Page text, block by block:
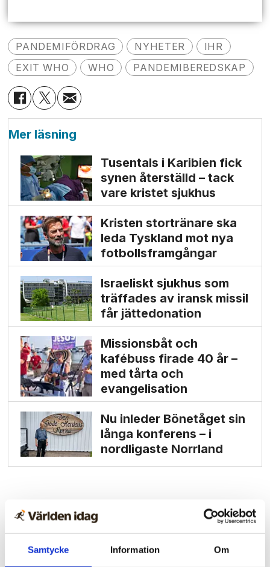
Samtycke Information Om
PANDEMIFÖRDRAG NYHETER
IHR
EXIT WHO
WHO PANDEMIBEREDSKAP
Mer läsning
Tusentals i Karibien fick
synen återställd – tack
vare kristet sjukhus
Kristen stortränare ska
leda Tyskland mot nya
fotbolls­­framgångar
Israeliskt sjukhus som
träffades av iransk missil
får jätte­donation
Missionsbåt och
kafébuss firade 40 år –
med tårta och
evangelisation
Nu inleder Bönetåget sin
långa konferens – i
nordligaste Norrland